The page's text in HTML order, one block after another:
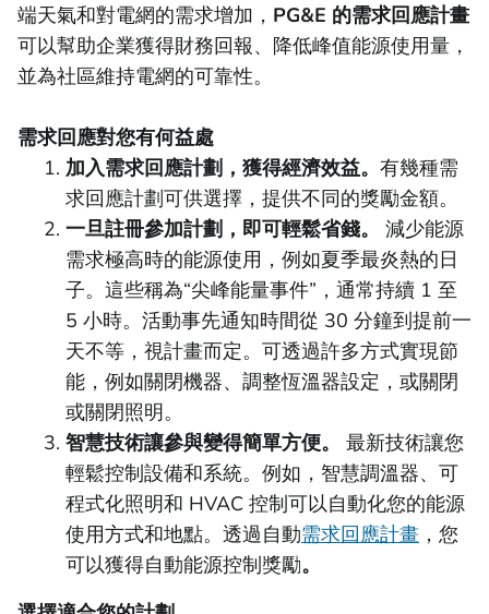
端天氣和對電網的需求增加， PG&E 的需求回應計畫
可以幫助企業獲得財務回報、降低峰值能源使用量，
並為社區維持電網的可靠性。
需求回應對您有何益處
加入需求回應計劃，獲得經濟效益。 有幾種需
求回應計劃可供選擇，提供不同的獎勵金額。
一旦註冊參加計劃，即可輕鬆省錢。 減少能源
需求極高時的能源使用，例如夏季最炎熱的日
子。這些稱為“尖峰能量事件”，通常持續 1 至
5 小時。活動事先通知時間從 30 分鐘到提前一
天不等，視計畫而定。可透過許多方式實現節
能，例如關閉機器、調整恆溫器設定，或關閉
或關閉照明。
智慧技術讓參與變得簡單方便。 最新技術讓您
輕鬆控制設備和系統。例如，智慧調溫器、可
程式化照明和 HVAC 控制可以自動化您的能源
使用方式和地點。透過自動需求回應計畫 ，您
可以獲得自動能源控制獎勵。